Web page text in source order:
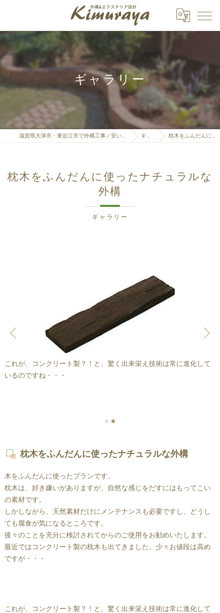
ギャラリー
滋賀県大津市・東近江市で外構工事／安い・カーポート・見積もりなら「株式会社Kimuraya」へ ギャラリー 枕木をふんだんに使ったナチュラルな外構
ギャラリー
枕木をふんだんに使ったナチュラルな
外構
これが、コンクリート製？！と、驚く出来栄え技術は常に進化して
いるのですね・・・
枕木をふんだんに使ったナチュラルな外構
木をふんだんに使ったプランです。
枕木は、好き嫌いがありますが、自然な感じをだすにはもってこい
の素材です。
しかしながら、天然素材だけにメンテナンスも必要ですし、どうし
ても腐食が気になるところです。
後々のことを充分に検討されてからのご使用をお勧めいたします。
最近ではコンクリート製の枕木も出てきました。少々お値段は高め
ですが・・・
これが、コンクリート製？！と、驚く出来栄え技術は常に進化して